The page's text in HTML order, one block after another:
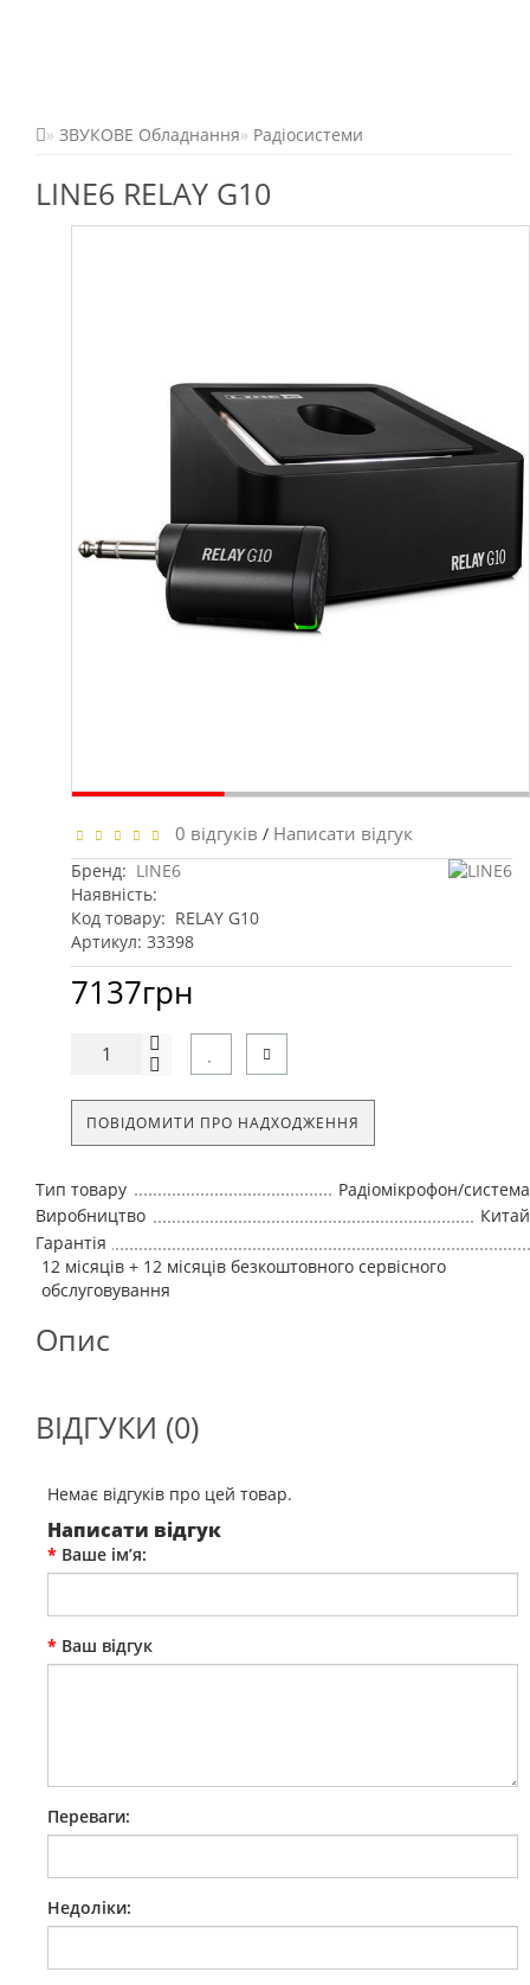
ЗВУКОВЕ Обладнання Радіосистеми
LINE6 RELAY G10
0 відгуків / Написати відгук
Бренд: LINE6
Наявність:
Код товару: RELAY G10
Артикул: 33398
7137грн
ПОВІДОМИТИ ПРО НАДХОДЖЕННЯ
Тип товару
Радіомікрофон/система
Виробництво
Китай
Гарантія
12 місяців + 12 місяців безкоштовного сервісного
обслуговування
Опис
ВІДГУКИ (0)
Немає відгуків про цей товар.
Написати відгук
Ваше ім’я:
Ваш відгук
Переваги:
Недоліки: